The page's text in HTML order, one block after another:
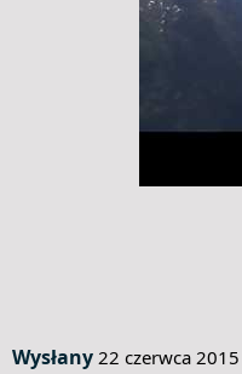
Wysłany 22 czerwca 2015